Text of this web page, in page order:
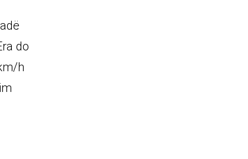
do
h